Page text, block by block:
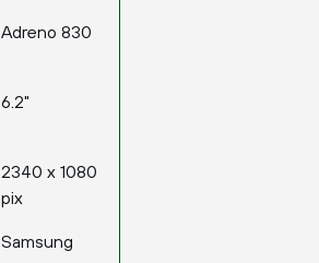
Adreno 830
6.2"
2340 x 1080
pix
Samsung